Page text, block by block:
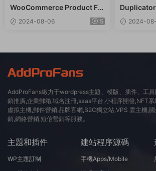
WooCommerce Product Filt
er 商品篩選器WordPress插
件 – v8.3.0
2024-08-06 5
Duplicator
備份遷移
4.5.15
2024-
AddProFans緻力于wordpress主題、模版、插件、工
銷推廣,企業郵箱,域名注冊,saas平台,小程序開發,NFT
虛拟主機,郵件營銷,品牌官網,B2C獨立站,VPS 雲主機,
銷,網絡營銷,短信營銷等服務。
主題和插件
WP主題訂制
建站程序源碼
手機Apps/Mobile